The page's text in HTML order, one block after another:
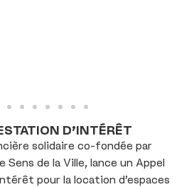
D’INTÉRÊT
solidaire co-fondée par
Sens de la Ville, lance un Appel
pour la location d’espaces